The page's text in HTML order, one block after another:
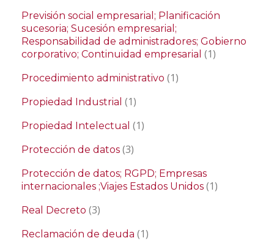
Previsión social empresarial; Planificación
sucesoria; Sucesión empresarial;
Responsabilidad de administradores; Gobierno
corporativo; Continuidad empresarial (1)
Procedimiento administrativo (1)
Propiedad Industrial (1)
Propiedad Intelectual (1)
Protección de datos (3)
Protección de datos; RGPD; Empresas
internacionales ;Viajes Estados Unidos (1)
Real Decreto (3)
Reclamación de deuda (1)